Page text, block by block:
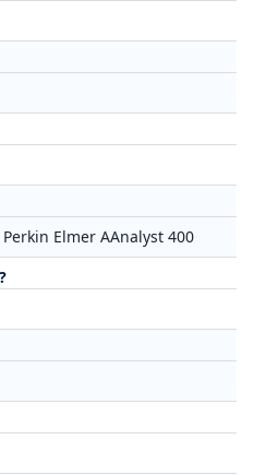
Elmer AAnalyst 400